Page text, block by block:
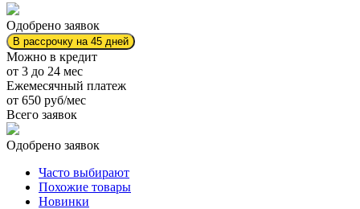
Одобрено заявок
В рассрочку на 45 дней
Можно в кредит
от 3 до 24 мес
Ежемесячный платеж
от 650 руб/мес
Всего заявок
Одобрено заявок
Часто выбирают
Похожие товары
Новинки